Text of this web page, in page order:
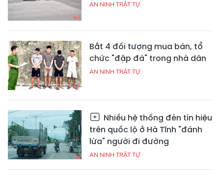
AN NINH TRẬT TỰ
Bắt 4 đối tượng mua bán, tổ
chức "đập đá" trong nhà dân
AN NINH TRẬT TỰ
Nhiều hệ thống đèn tín hiệu
trên quốc lộ ở Hà Tĩnh "đánh
lừa" người đi đường
AN NINH TRẬT TỰ